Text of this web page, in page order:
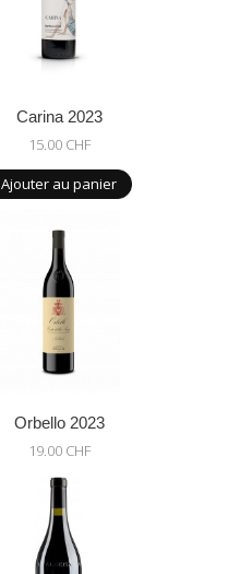
Carina 2023
15.00 CHF
Ajouter au panier
Orbello 2023
19.00 CHF